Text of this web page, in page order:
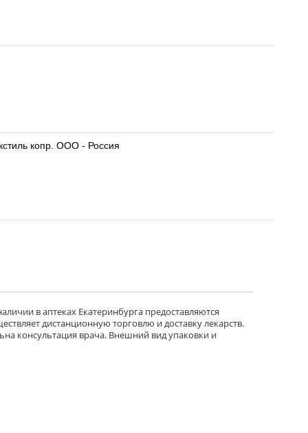
копр. ООО - Россия
в аптеках Екатеринбурга предоставляются
дистанционную торговлю и доставку лекарств.
консультация врача. Внешний вид упаковки и